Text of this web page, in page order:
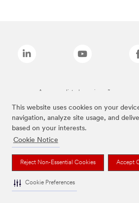
This website uses cookies on your
navigation, analyze site usage, and
based on your interests.
Cookie Notice
Reject Non-Essential Cookies Accept
Cookie Preferences
As marcas listadas a cima são marcas